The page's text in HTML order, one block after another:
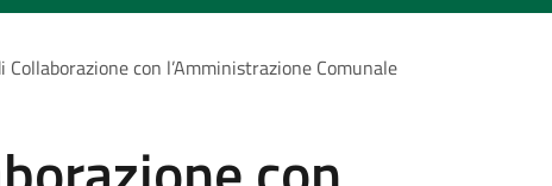
Collaborazione con l’Amministrazione Comunale